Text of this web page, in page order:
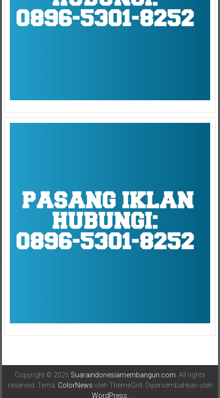
Copyright © 2026 Suaraindonesiamembangun.com. All rights
reserved. Tema: ColorNews oleh ThemeGrill. Dipersembahkan oleh
WordPress.